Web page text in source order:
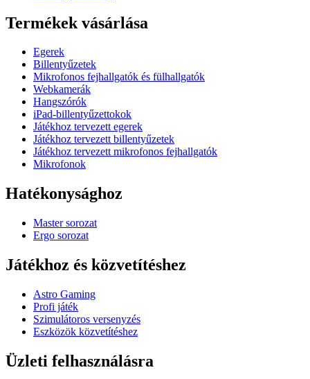
Termékek vásárlása
Egerek
Billentyűzetek
Mikrofonos fejhallgatók és fülhallgatók
Webkamerák
Hangszórók
iPad-billentyűzettokok
Játékhoz tervezett egerek
Játékhoz tervezett billentyűzetek
Játékhoz tervezett mikrofonos fejhallgatók
Mikrofonok
Hatékonysághoz
Master sorozat
Ergo sorozat
Játékhoz és közvetítéshez
Astro Gaming
Profi játék
Szimulátoros versenyzés
Eszközök közvetítéshez
Üzleti felhasználásra